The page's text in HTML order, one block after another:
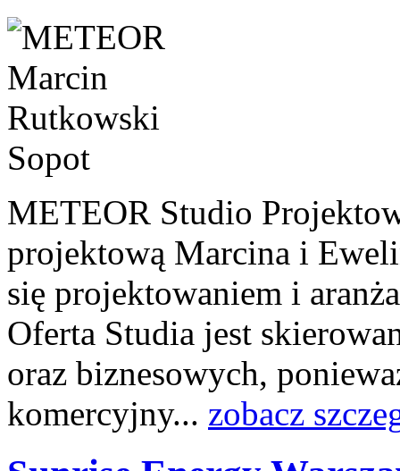
METEOR Studio
projektową Marcina i
się projektowaniem i
Oferta Studia jest
oraz biznesowych,
komercyjny... zobacz